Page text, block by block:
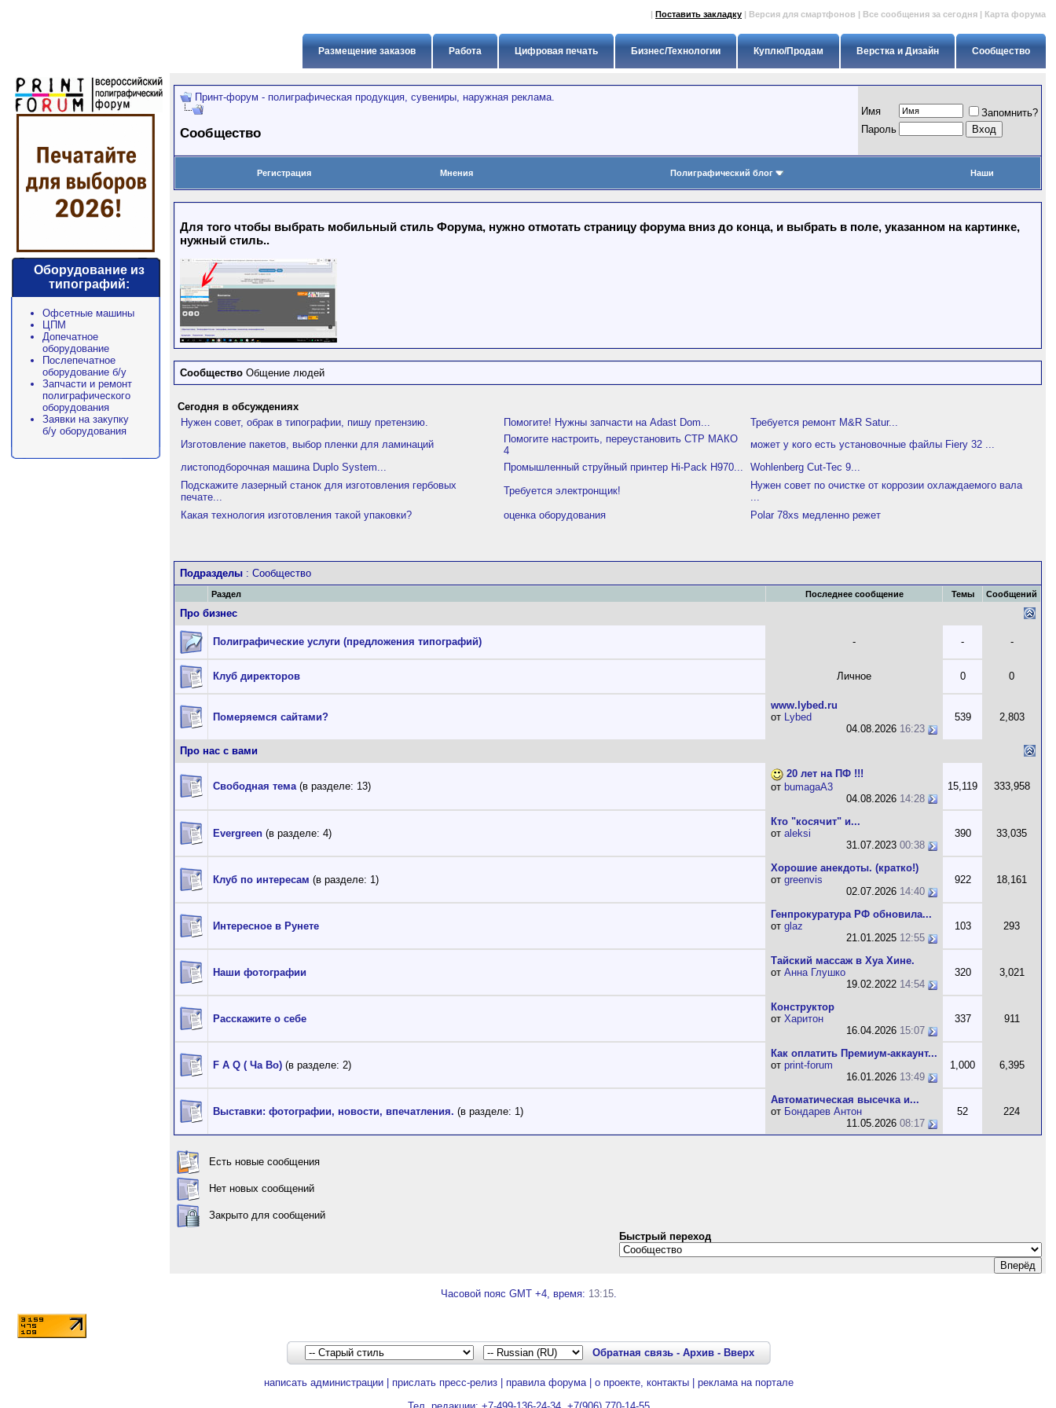
| Поставить закладку | Версия для смартфонов | Все сообщения за сегодня | Карта форума
Сообщество
Верстка и Дизайн
Куплю/Продам
Бизнес/Технологии
Цифровая печать
Работа
Размещение заказов
Оборудование из
типографий:
Офсетные машины
ЦПМ
Допечатное
оборудование
Послепечатное
оборудование б/у
Запчасти и ремонт
полиграфического
оборудования
Заявки на закупку
б/у оборудования
Принт-форум - полиграфическая продукция, сувениры, наружная реклама.
Сообщество
Имя
Запомнить?
Пapoль
Регистрация Мнения Полиграфический блог Наши
Для того чтобы выбрать мобильный стиль Форума, нужно отмотать страницу форума вниз до конца, и выбрать в поле, указанном на картинке,
нужный стиль..
Сообщество Общение людей
Сегодня в обсуждениях
Нужен совет, обрак в типографии, пишу претензию.
Помогите! Нужны запчасти на Adast Dom...
Требуется ремонт M&R Satur...
Изготовление пакетов, выбор пленки для ламинаций
Помогите настроить, переустановить СТР МАКО
4
может у кого есть установочные файлы Fiery 32 ...
листоподборочная машина Duplo System...
Промышленный струйный принтер Hi-Pack H970...
Wohlenberg Cut-Tec 9...
Подскажите лазерный станок для изготовления гербовых
печате...
Требуется электронщик!
Нужен совет по очистке от коррозии охлаждаемого вала
...
Какая технология изготовления такой упаковки?
оценка оборудования Polar 78xs медленно режет
Подразделы : Сообщество
Раздел Последнее сообщение Темы Сообщений
Про бизнес
Полиграфические услуги (предложения типографий) - - -
Клуб директоров Личное 0 0
Померяемся сайтами?
www.lybed.ru
от Lybed
04.08.2026 16:23
539 2,803
Про нас с вами
Свободная тема (в разделе: 13)
20 лет на ПФ !!!
от bumagaA3
04.08.2026 14:28
15,119 333,958
Evergreen (в разделе: 4)
Кто "косячит" и...
от aleksi
31.07.2023 00:38
390 33,035
Клуб по интересам (в разделе: 1)
Хорошие анекдоты. (кратко!)
от greenvis
02.07.2026 14:40
922 18,161
Интересное в Рунете
Генпрокуратура РФ обновила...
от glaz
21.01.2025 12:55
103 293
Наши фотографии
Тайский массаж в Хуа Хине.
от Анна Глушко
19.02.2022 14:54
320 3,021
Расскажите о себе
Конструктор
от Харитон
16.04.2026 15:07
337 911
F A Q ( Ча Во) (в разделе: 2)
Как оплатить Премиум-аккаунт...
от print-forum
16.01.2026 13:49
1,000 6,395
Выставки: фотографии, новости, впечатления. (в разделе: 1)
Автоматическая высечка и...
от Бондарев Антон
11.05.2026 08:17
52 224
Есть новые сообщения
Нет новых сообщений
Закрыто для сообщений
Быстрый переход
Часовой пояс GMT +4, время: 13:15.
Обратная связь- Архив- Вверх
написать администрации| прислать пресс-релиз| правила форума| о проекте, контакты| реклама на портале